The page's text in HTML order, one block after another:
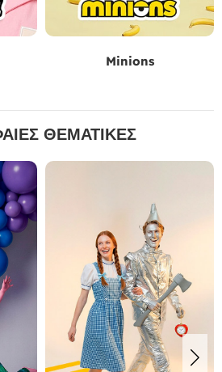
Minions
ΘΕΜΑΤΙΚΕΣ